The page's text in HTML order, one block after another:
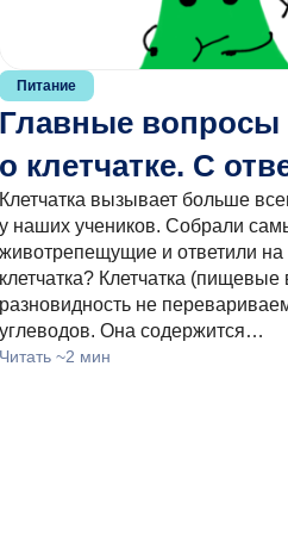
Питание
Главные вопросы
о клетчатке. С
Клетчатка вызывает больше
у наших учеников. Собрали
животрепещущие и ответили на
клетчатка? Клетчатка
разновидность не
углеводов. Она содержится…
Читать ~2 мин